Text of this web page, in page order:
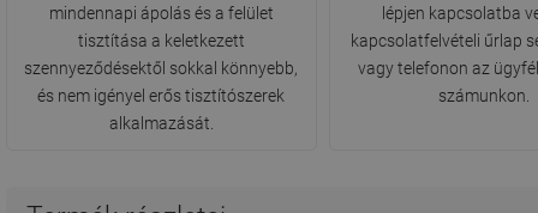
mindennapi ápolás és a felület
tisztítása a keletkezett
szennyeződésektől sokkal könnyebb,
és nem igényel erős tisztítószerek
alkalmazását.
lépjen kapcsolatba
kapcsolatfelvételi űrlap
vagy telefonon az
számunkon.